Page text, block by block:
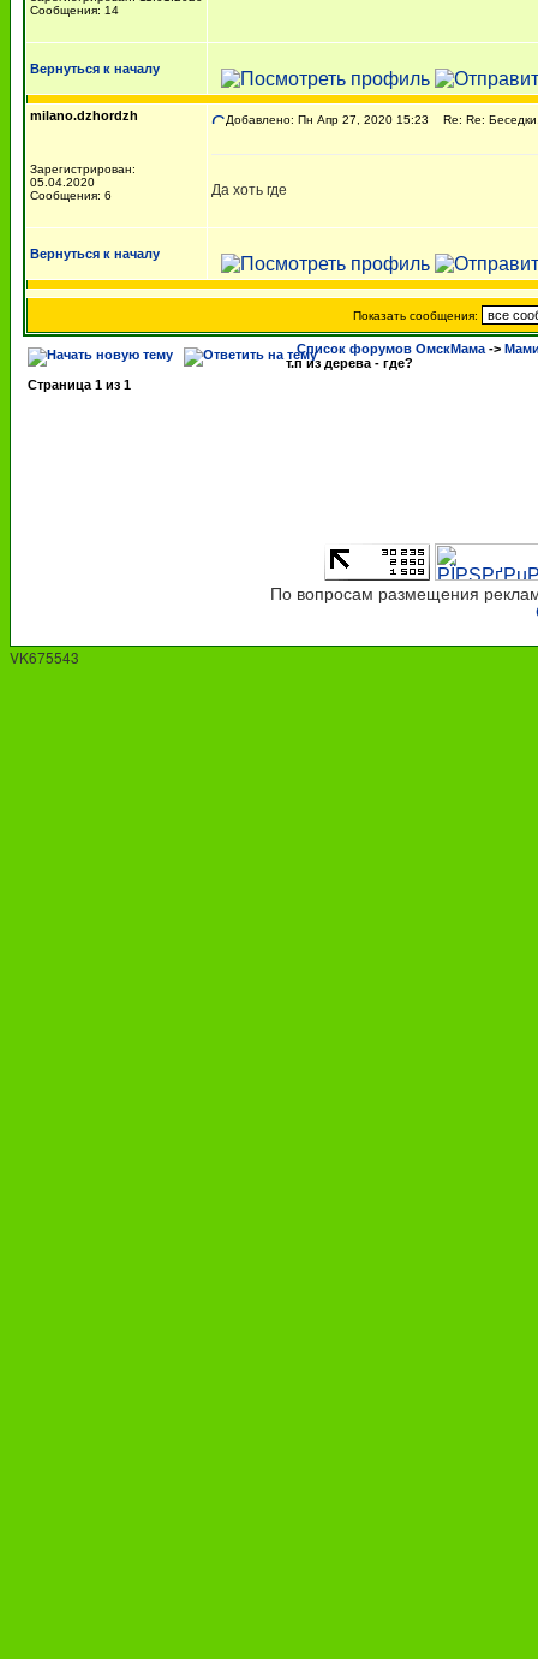
Сообщения: 14
Вернуться к началу
milano.dzhordzh
Зарегистрирован:
05.04.2020
Сообщения: 6
Добавлено: Пн Апр 27, 2020 15:23 Re: Re:
Да хоть где
Вернуться к началу
Показать сообщения:
Список форумов ОмскМама ->
т.п из дерева - где?
Страница 1 из 1
По вопросам размещения
VK675543